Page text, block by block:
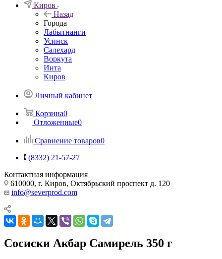
Киров
Назад
Города
Лабытнанги
Усинск
Салехард
Воркута
Инта
Киров
Личный кабинет
Корзина0
Отложенные0
Сравнение товаров0
(8332) 21-57-27
Контактная информация
610000, г. Киров, Октябрьский проспект д. 120
info@severprod.com
Сосиски Акбар Самирель 350 г